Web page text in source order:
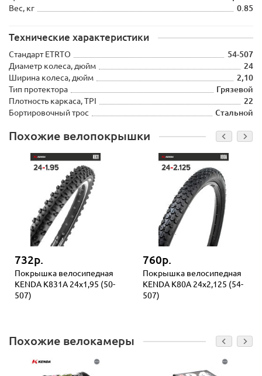
Вес, кг
0.85
Технические характеристики
Стандарт ETRTO
54-507
Диаметр колеса, дюйм
24
Ширина колеса, дюйм
2,10
Тип протектора
Грязевой
Плотность каркаса, TPI
22
Бортировочный трос
Стальной
Похожие велопокрышки
732р.
Покрышка велосипедная
KENDA K831A 24x1,95 (50-
507)
760р.
Покрышка велосипедная
KENDA K80A 24x2,125 (54-
507)
Похожие велокамеры